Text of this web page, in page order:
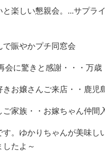
楽しい懇親会。...サプラ
で賑やかプチ同窓会
会に驚きと感謝・・・万
きお嬢さんご来店・・鹿児
ご家族・・お嫁ちゃん仲間
す。ゆかりちゃんが美味し
したよ～